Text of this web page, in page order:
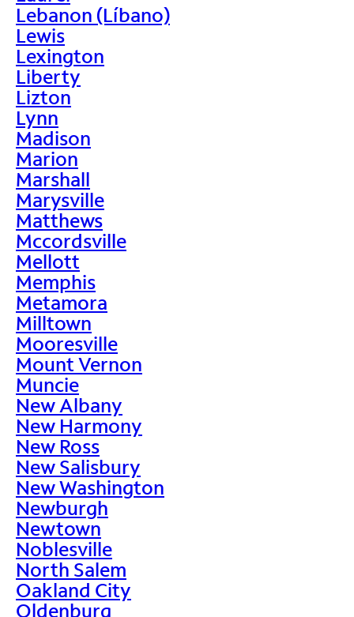
Lebanon (Líbano)
Lewis
Lexington
Liberty
Lizton
Lynn
Madison
Marion
Marshall
Marysville
Matthews
Mccordsville
Mellott
Memphis
Metamora
Milltown
Mooresville
Mount Vernon
Muncie
New Albany
New Harmony
New Ross
New Salisbury
New Washington
Newburgh
Newtown
Noblesville
North Salem
Oakland City
Oldenburg